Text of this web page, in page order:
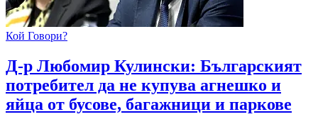
Кой Говори?
Д-р Любомир Кулински: Българският
потребител да не купува агнешко и
яйца от бусове, багажници и паркове